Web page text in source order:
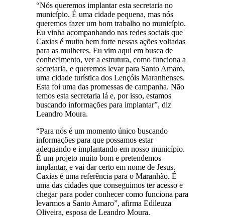
“Nós queremos implantar esta secretaria no
município. É uma cidade pequena, mas nós
queremos fazer um bom trabalho no município.
Eu vinha acompanhando nas redes sociais que
Caxias é muito bem forte nessas ações voltadas
para as mulheres. Eu vim aqui em busca de
conhecimento, ver a estrutura, como funciona a
secretaria, e queremos levar para Santo Amaro,
uma cidade turística dos Lençóis Maranhenses.
Esta foi uma das promessas de campanha. Não
temos esta secretaria lá e, por isso, estamos
buscando informações para implantar”, diz
Leandro Moura.
“Para nós é um momento único buscando
informações para que possamos estar
adequando e implantando em nosso município.
É um projeto muito bom e pretendemos
implantar, e vai dar certo em nome de Jesus.
Caxias é uma referência para o Maranhão. É
uma das cidades que conseguimos ter acesso e
chegar para poder conhecer como funciona para
levarmos a Santo Amaro”, afirma Edileuza
Oliveira, esposa de Leandro Moura.